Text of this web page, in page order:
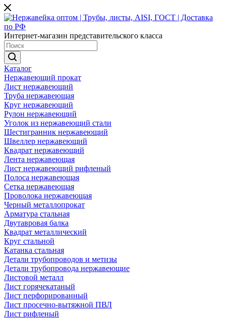
Интернет-магазин представительского класса
Каталог
Нержавеющий прокат
Лист нержавеющий
Труба нержавеющая
Круг нержавеющий
Рулон нержавеющий
Уголок из нержавеющий стали
Шестигранник нержавеющий
Швеллер нержавеющий
Квадрат нержавеющий
Лента нержавеющая
Лист нержавеющий рифленый
Полоса нержавеющая
Сетка нержавеющая
Проволока нержавеющая
Черный металлопрокат
Арматура стальная
Двутавровая балка
Квадрат металлический
Круг стальной
Катанка стальная
Детали трубопроводов и метизы
Детали трубопровода нержавеющие
Листовой металл
Лист горячекатаный
Лист перфорированный
Лист просечно-вытяжной ПВЛ
Лист рифленый